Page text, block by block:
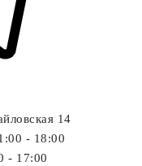
14
- 18:00
- 17:00